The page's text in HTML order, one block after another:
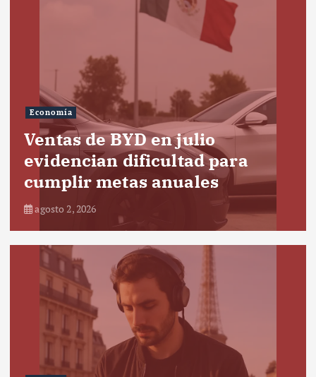
Economía
Ventas de BYD en julio
evidencian dificultad para
cumplir metas anuales
agosto 2, 2026